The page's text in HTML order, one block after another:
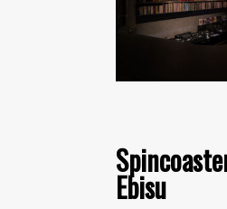
Ebisu